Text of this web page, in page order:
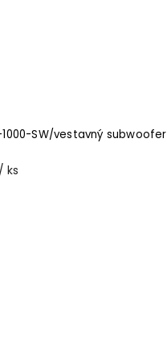
1000-SW/vestavný subwoofer
/ ks